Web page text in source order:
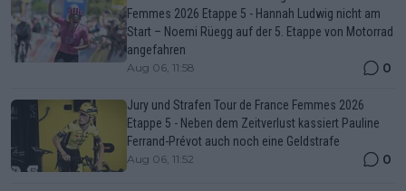
Femmes 2026 Etappe 5 - Hannah Ludwig nicht am
Start – Noemi Rüegg auf der 5. Etappe von Motorrad
angefahren
Aug 06, 11:58 0
Jury und Strafen Tour de France Femmes 2026
Etappe 5 - Neben dem Zeitverlust kassiert Pauline
Ferrand-Prévot auch noch eine Geldstrafe
Aug 06, 11:52 0